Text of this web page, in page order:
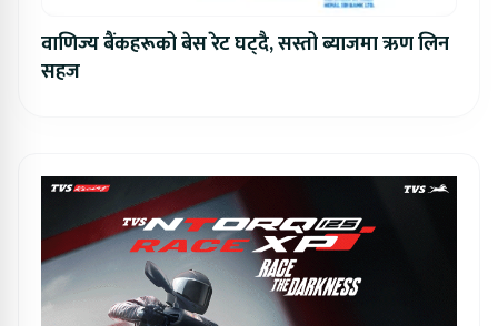
वाणिज्य बैंकहरूको बेस रेट घट्दै, सस्तो ब्याजमा ऋण लिन
सहज